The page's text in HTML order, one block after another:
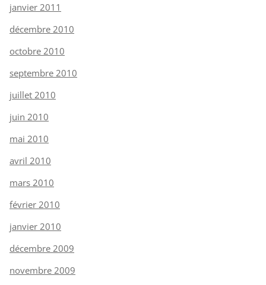
janvier 2011
décembre 2010
octobre 2010
septembre 2010
juillet 2010
juin 2010
mai 2010
avril 2010
mars 2010
février 2010
janvier 2010
décembre 2009
novembre 2009